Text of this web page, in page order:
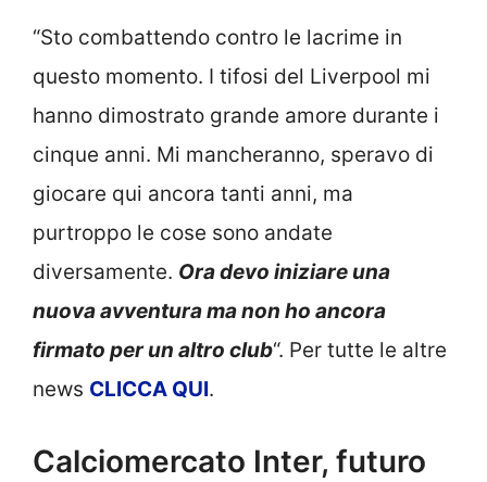
“Sto combattendo contro le lacrime in
questo momento. I tifosi del Liverpool mi
hanno dimostrato grande amore durante i
cinque anni. Mi mancheranno, speravo di
giocare qui ancora tanti anni, ma
purtroppo le cose sono andate
diversamente. Ora devo iniziare una
nuova avventura ma non ho ancora
firmato per un altro club“. Per tutte le altre
news CLICCA QUI.
Calciomercato Inter, futuro